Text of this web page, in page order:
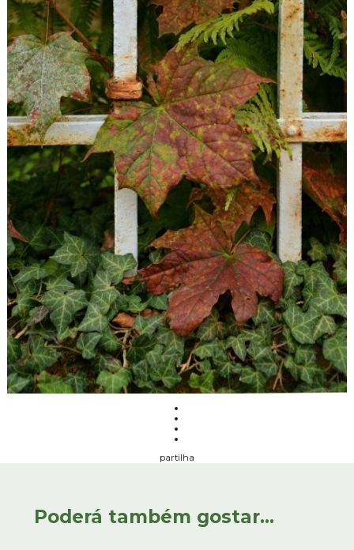
partilha
Poderá também gostar...